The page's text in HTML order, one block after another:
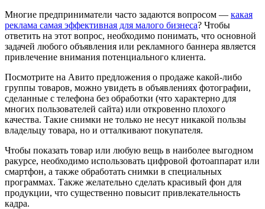
Многие предприниматели часто задаются вопросом — какая
реклама самая эффективная для малого бизнеса? Чтобы
ответить на этот вопрос, необходимо понимать, что основной
задачей любого объявления или рекламного баннера является
привлечение внимания потенциального клиента.
Посмотрите на Авито предложения о продаже какой-либо
группы товаров, можно увидеть в объявлениях фотографии,
сделанные с телефона без обработки (что характерно для
многих пользователей сайта) или откровенно плохого
качества. Такие снимки не только не несут никакой пользы
владельцу товара, но и отталкивают покупателя.
Чтобы показать товар или любую вещь в наиболее выгодном
ракурсе, необходимо использовать цифровой фотоаппарат или
смартфон, а также обработать снимки в специальных
программах. Также желательно сделать красивый фон для
продукции, что существенно повысит привлекательность
кадра.